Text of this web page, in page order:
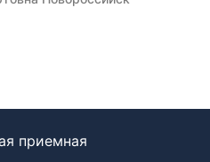
приемная